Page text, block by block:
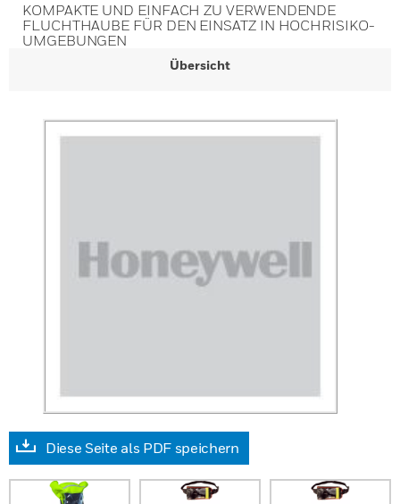
KOMPAKTE UND EINFACH ZU VERWENDENDE
FLUCHTHAUBE FÜR DEN EINSATZ IN HOCHRISIKO-
UMGEBUNGEN
Übersicht
Diese Seite als PDF speichern